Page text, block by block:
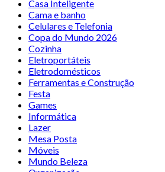
Casa Inteligente
Cama e banho
Celulares e Telefonia
Copa do Mundo 2026
Cozinha
Eletroportáteis
Eletrodomésticos
Ferramentas e Construção
Festa
Games
Informática
Lazer
Mesa Posta
Móveis
Mundo Beleza